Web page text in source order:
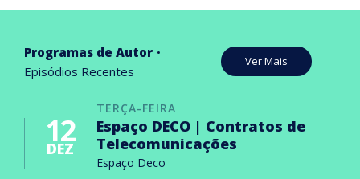
Programas de Autor
Episódios Recentes
Ver Mais
TERÇA-FEIRA
12
DEZ
Espaço DECO | Contratos de
Telecomunicações
Espaço Deco